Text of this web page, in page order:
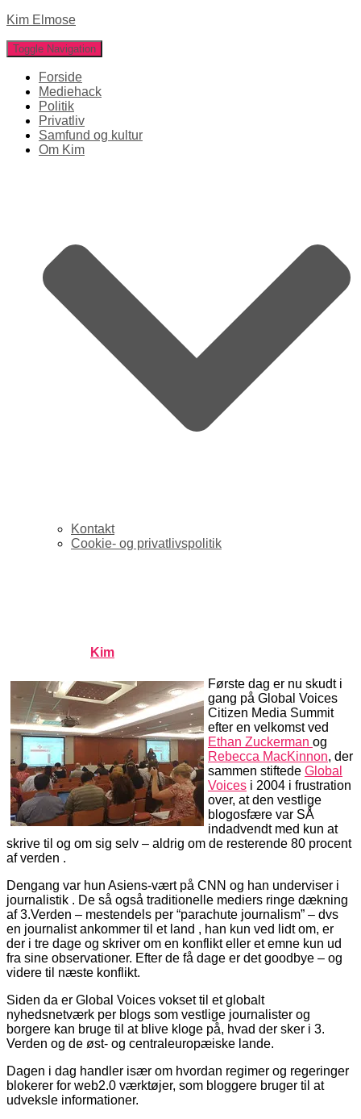
Kim Elmose
Toggle Navigation
Forside
Mediehack
Politik
Privatliv
Samfund og kultur
Om Kim
Kontakt
Cookie- og privatlivspolitik
Kim
Første dag er nu skudt i
gang på Global Voices
Citizen Media Summit
efter en velkomst ved
Ethan Zuckerman og
Rebecca MacKinnon, der
sammen stiftede Global
Voices i 2004 i frustration
over, at den vestlige
blogosfære var SÅ
indadvendt med kun at
skrive til og om sig selv – aldrig om de resterende 80 procent
af verden .
Dengang var hun Asiens-vært på CNN og han underviser i
journalistik . De så også traditionelle mediers ringe dækning
af 3.Verden – mestendels per “parachute journalism” – dvs
en journalist ankommer til et land , han kun ved lidt om, er
der i tre dage og skriver om en konflikt eller et emne kun ud
fra sine observationer. Efter de få dage er det goodbye – og
videre til næste konflikt.
Siden da er Global Voices vokset til et globalt
nyhedsnetværk per blogs som vestlige journalister og
borgere kan bruge til at blive kloge på, hvad der sker i 3.
Verden og de øst- og centraleuropæiske lande.
Dagen i dag handler især om hvordan regimer og regeringer
blokerer for web2.0 værktøjer, som bloggere bruger til at
udveksle informationer.